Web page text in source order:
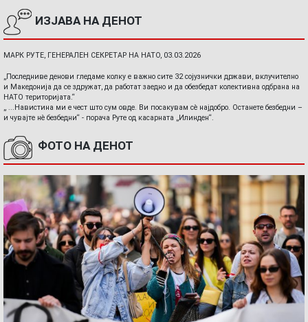
ИЗЈАВА НА ДЕНОТ
МАРК РУТЕ, ГЕНЕРАЛЕН СЕКРЕТАР НА НАТО, 03.03.2026
„Последниве денови гледаме колку е важно сите 32 сојузнички држави, вклучително
и Македонија да се здружат, да работат заедно и да обезбедат колективна одбрана на
НАТО територијата.“
„ ...Навистина ми е чест што сум овде. Ви посакувам сè најдобро. Останете безбедни –
и чувајте нè безбедни“ - порача Руте од касарната „Илинден“.
ФОТО НА ДЕНОТ